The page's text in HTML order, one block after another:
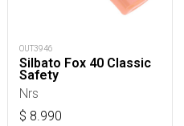
OUT3946
Silbato Fox 40 Classic
Safety
Nrs
$ 8.990